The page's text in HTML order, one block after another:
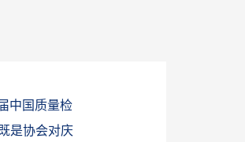
中国质量检
是协会对庆